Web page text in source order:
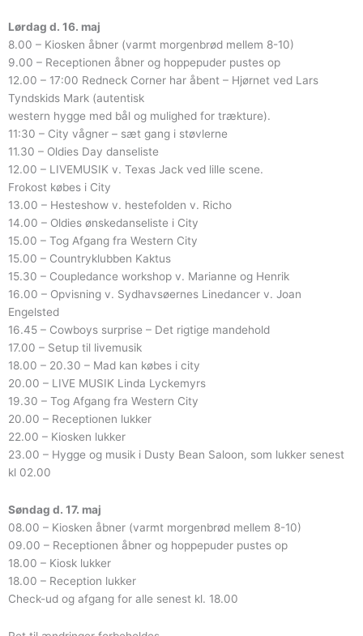
Lørdag d. 16. maj
8.00 – Kiosken åbner (varmt morgenbrød mellem 8-10)
9.00 – Receptionen åbner og hoppepuder pustes op
12.00 – 17:00 Redneck Corner har åbent – Hjørnet ved Lars
Tyndskids Mark (autentisk
western hygge med bål og mulighed for trækture).
11:30 – City vågner – sæt gang i støvlerne
11.30 – Oldies Day danseliste
12.00 – LIVEMUSIK v. Texas Jack ved lille scene.
Frokost købes i City
13.00 – Hesteshow v. hestefolden v. Richo
14.00 – Oldies ønskedanseliste i City
15.00 – Tog Afgang fra Western City
15.00 – Countryklubben Kaktus
15.30 – Coupledance workshop v. Marianne og Henrik
16.00 – Opvisning v. Sydhavsøernes Linedancer v. Joan
Engelsted
16.45 – Cowboys surprise – Det rigtige mandehold
17.00 – Setup til livemusik
18.00 – 20.30 – Mad kan købes i city
20.00 – LIVE MUSIK Linda Lyckemyrs
19.30 – Tog Afgang fra Western City
20.00 – Receptionen lukker
22.00 – Kiosken lukker
23.00 – Hygge og musik i Dusty Bean Saloon, som lukker senest
kl 02.00
Søndag d. 17. maj
08.00 – Kiosken åbner (varmt morgenbrød mellem 8-10)
09.00 – Receptionen åbner og hoppepuder pustes op
18.00 – Kiosk lukker
18.00 – Reception lukker
Check-ud og afgang for alle senest kl. 18.00